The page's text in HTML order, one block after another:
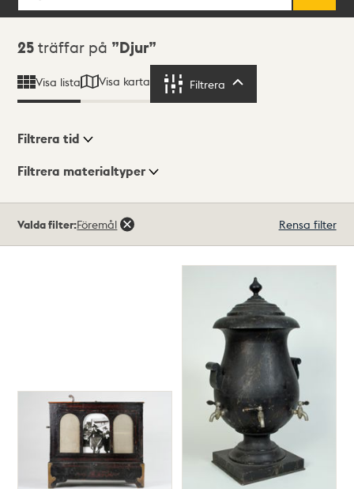
Sökresultat
25 träffar på Djur
Visa lista Visa karta Filtrera
Visningsläge
Filtrera tid
Filtrera materialtyper
träffar
Valda filter:Föremål Rensa filter